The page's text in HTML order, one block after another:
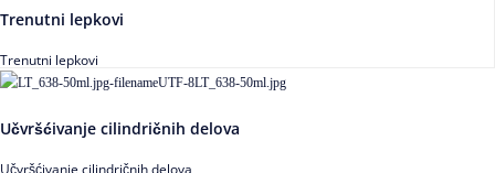
Trenutni lepkovi
Trenutni lepkovi
Učvršćivanje cilindričnih delova
Učvršćivanje cilindričnih delova